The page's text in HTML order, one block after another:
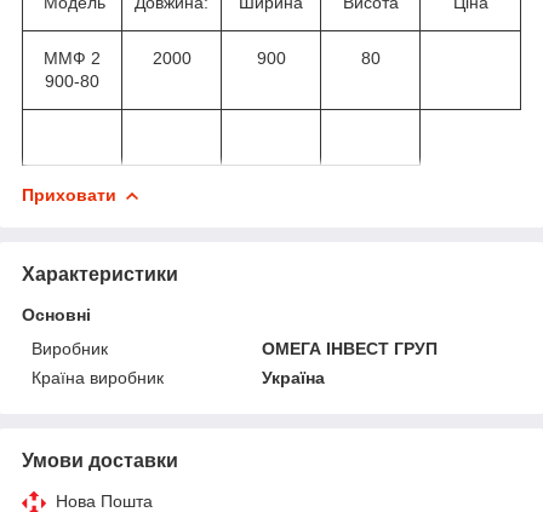
ММФ 2
900-80
2000 900 80
Приховати
Характеристики
Основні
Виробник
ОМЕГА ІНВЕСТ ГРУП
Країна виробник
Україна
Умови доставки
Нова Пошта